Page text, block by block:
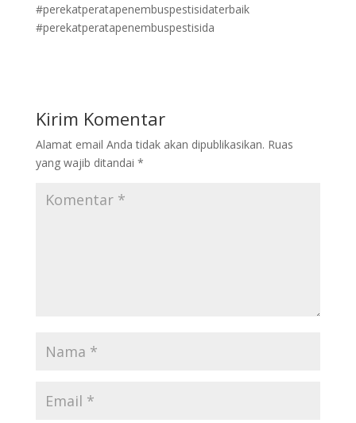
#perekatperatapenembuspestisidaterbaik
#perekatperatapenembuspestisida
Kirim Komentar
Alamat email Anda tidak akan dipublikasikan. Ruas
yang wajib ditandai *